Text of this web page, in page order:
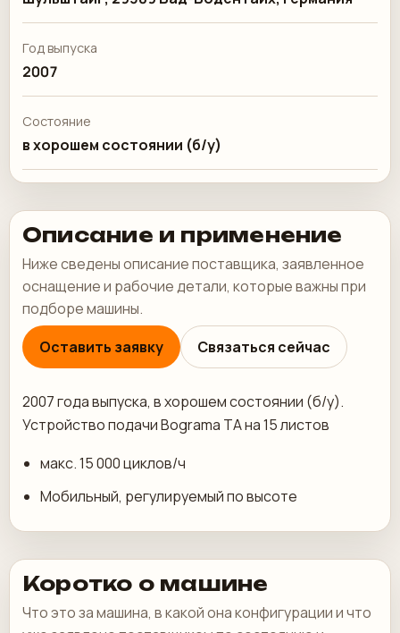
Год выпуска
2007
Состояние
в хорошем состоянии (б/у)
Описание и применение
Ниже сведены описание поставщика, заявленное
оснащение и рабочие детали, которые важны при
подборе машины.
Оставить заявку
Связаться сейчас
2007 года выпуска, в хорошем состоянии (б/у).
Устройство подачи Bograma TA на 15 листов
макс. 15 000 циклов/ч
Мобильный, регулируемый по высоте
Коротко о машине
Что это за машина, в какой она конфигурации и что